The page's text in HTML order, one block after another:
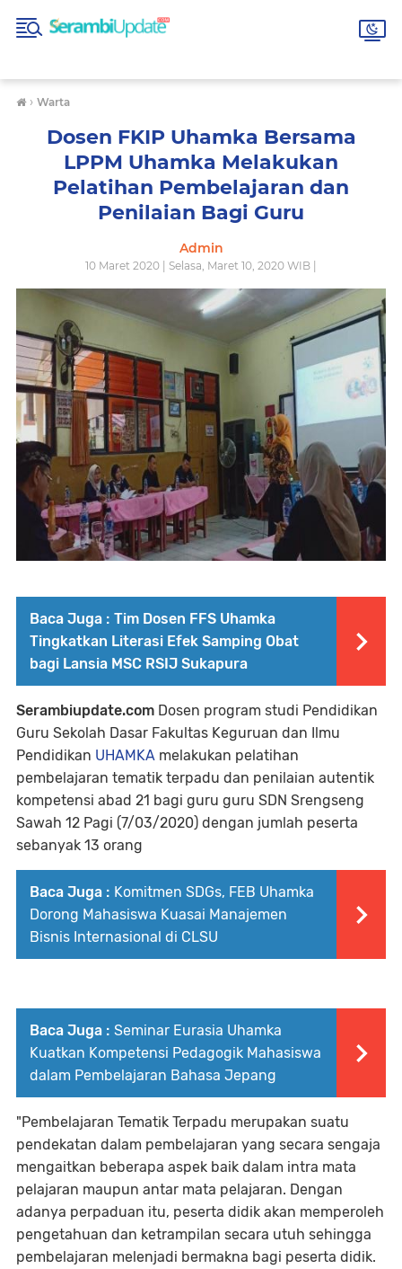
› Warta
Dosen FKIP Uhamka Bersama
LPPM Uhamka Melakukan
Pelatihan Pembelajaran dan
Penilaian Bagi Guru
Admin
10 Maret 2020 | Selasa, Maret 10, 2020 WIB |
Baca Juga : Tim Dosen FFS Uhamka
Tingkatkan Literasi Efek Samping Obat
bagi Lansia MSC RSIJ Sukapura
Serambiupdate.com Dosen program studi Pendidikan
Guru Sekolah Dasar Fakultas Keguruan dan Ilmu
Pendidikan UHAMKA melakukan pelatihan
pembelajaran tematik terpadu dan penilaian autentik
kompetensi abad 21 bagi guru guru SDN Srengseng
Sawah 12 Pagi (7/03/2020) dengan jumlah peserta
sebanyak 13 orang
Baca Juga : Komitmen SDGs, FEB Uhamka
Dorong Mahasiswa Kuasai Manajemen
Bisnis Internasional di CLSU
Baca Juga : Seminar Eurasia Uhamka
Kuatkan Kompetensi Pedagogik Mahasiswa
dalam Pembelajaran Bahasa Jepang
"Pembelajaran Tematik Terpadu merupakan suatu
pendekatan dalam pembelajaran yang secara sengaja
mengaitkan beberapa aspek baik dalam intra mata
pelajaran maupun antar mata pelajaran. Dengan
adanya perpaduan itu, peserta didik akan memperoleh
pengetahuan dan ketrampilan secara utuh sehingga
pembelajaran melenjadi bermakna bagi peserta didik.